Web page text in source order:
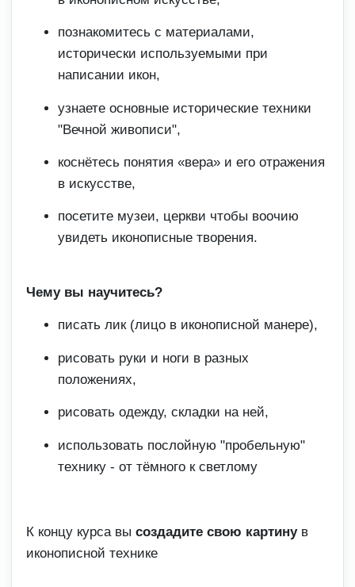
познакомитесь с материалами,
исторически используемыми при
написании икон,
узнаете основные исторические техники
"Вечной живописи",
коснётесь понятия «вера» и его отражения
в искусстве,
посетите музеи, церкви чтобы воочию
увидеть иконописные творения.
Чему вы научитесь?
писать лик (лицо в иконописной манере),
рисовать руки и ноги в разных
положениях,
рисовать одежду, складки на ней,
использовать послойную "пробельную"
технику - от тёмного к светлому
К концу курса вы создадите свою картинув
иконописной технике